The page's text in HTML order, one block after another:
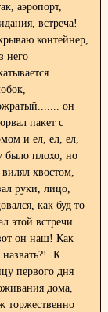
аэропорт,
встреча!
контейнер,
него
он
пакет с
и ел, ел, ел,
было плохо, но
хвостом,
руки, лицо,
как буд то
этой встречи.
он наш! Как
назвать?! К
первого дня
дома,
торжественно